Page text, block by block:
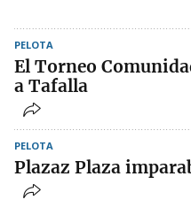
PELOTA
El Torneo
a Tafalla
PELOTA
Plazaz Plaza